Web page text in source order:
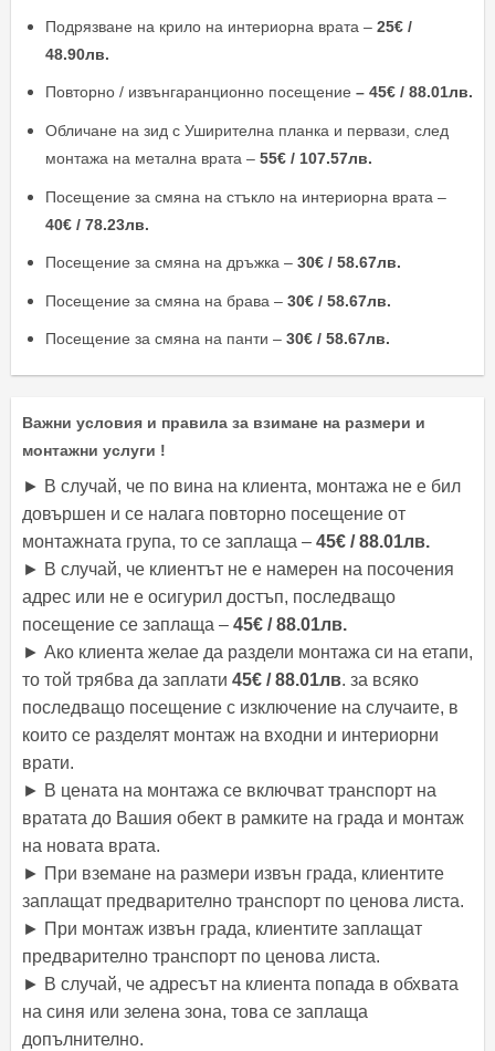
Подрязване на крило на интериорна врата – 25€ /
48.90лв.
Повторно / извънгаранционно посещение – 45€ / 88.01лв.
Обличане на зид с Уширителна планка и первази, след
монтажа на метална врата – 55€ / 107.57лв.
Посещение за смяна на стъкло на интериорна врата –
40€ / 78.23лв.
Посещение за смяна на дръжка – 30€ / 58.67лв.
Посещение за смяна на брава – 30€ / 58.67лв.
Посещение за смяна на панти – 30€ / 58.67лв.
Важни условия и правила за взимане на размери и
монтажни услуги !
► В случай, че по вина на клиента, монтажа не е бил
довършен и се налага повторно посещение от
монтажната група, то се заплаща – 45€ / 88.01лв.
► В случай, че клиентът не е намерен на посочения
адрес или не е осигурил достъп, последващо
посещение се заплаща – 45€ / 88.01лв.
► Ако клиента желае да раздели монтажа си на етапи,
то той трябва да заплати 45€ / 88.01лв. за всяко
последващо посещение с изключение на случаите, в
които се разделят монтаж на входни и интериорни
врати.
► В ценaта на монтажа се включват транспорт на
вратата до Вашия обект в рамките на града и монтаж
на новата врата.
► При вземане на размери извън града, клиентите
заплащат предварително транспорт по ценова листа.
► При монтаж извън града, клиентите заплащат
предварително транспорт по ценова листа.
► В случай, че адресът на клиента попада в обхвата
на синя или зелена зона, това се заплаща
допълнително.